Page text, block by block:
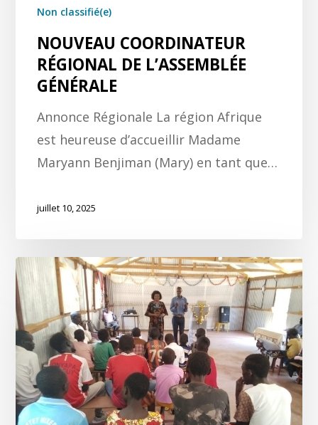
Non classifié(e)
NOUVEAU COORDINATEUR
RÉGIONAL DE L’ASSEMBLÉE
GÉNÉRALE
Annonce Régionale La région Afrique
est heureuse d’accueillir Madame
Maryann Benjiman (Mary) en tant que…
juillet 10, 2025